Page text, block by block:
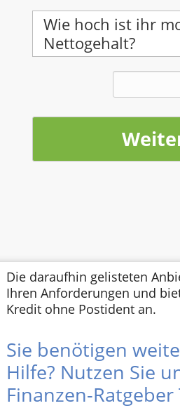
Wie hoch ist ihr
Nettogehalt?
Die daraufhin gelisteten
Ihren Anforderungen und
Kredit ohne Postident an.
Sie benötigen
Hilfe? Nutzen Sie
Finanzen-Ratgeber